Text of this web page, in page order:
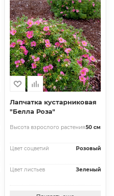
Лапчатка кустарниковая
"Белла Роза"
Высота взрослого растения50 см
Цвет соцветий Розовый
Цвет листьев Зеленый